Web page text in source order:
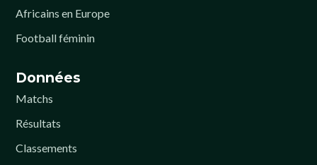
Africains en Europe
Football féminin
Données
Matchs
Résultats
Classements